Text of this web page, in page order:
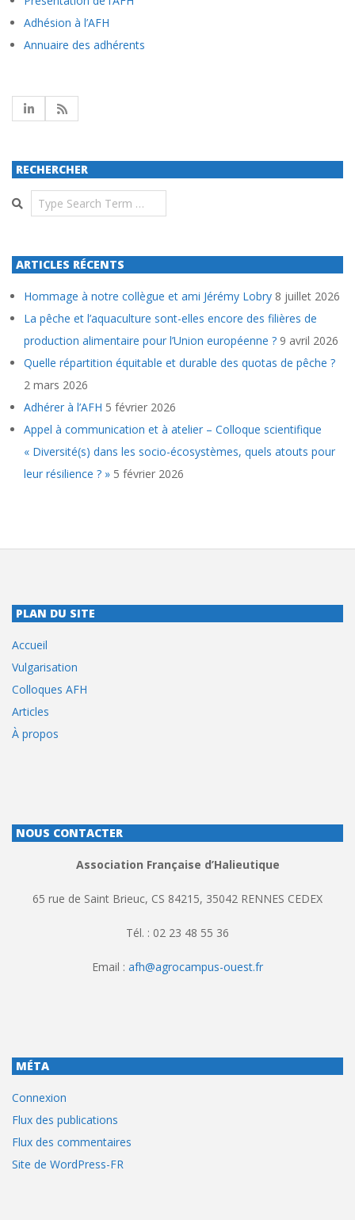
Adhésion à l’AFH
Annuaire des adhérents
RECHERCHER
Search
ARTICLES RÉCENTS
Hommage à notre collègue et ami Jérémy Lobry 8 juillet 2026
La pêche et l’aquaculture sont-elles encore des filières de
production alimentaire pour l’Union européenne ? 9 avril 2026
Quelle répartition équitable et durable des quotas de pêche ?
2 mars 2026
Adhérer à l’AFH 5 février 2026
Appel à communication et à atelier – Colloque scientifique
« Diversité(s) dans les socio-écosystèmes, quels atouts pour
leur résilience ? » 5 février 2026
PLAN DU SITE
Accueil
Vulgarisation
Colloques AFH
Articles
À propos
NOUS CONTACTER
Association Française d’Halieutique
65 rue de Saint Brieuc, CS 84215, 35042 RENNES CEDEX
Tél. : 02 23 48 55 36
Email : afh@agrocampus-ouest.fr
MÉTA
Connexion
Flux des publications
Flux des commentaires
Site de WordPress-FR